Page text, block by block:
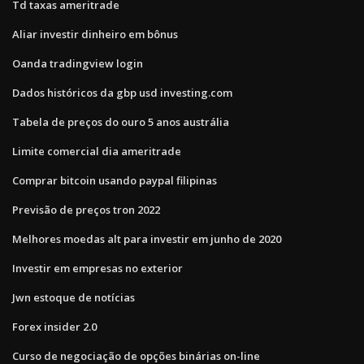
Td taxas ameritrade
Aliar investir dinheiro em bônus
Oanda tradingview login
Dados históricos da gbp usd investing.com
Tabela de preços do ouro 5 anos austrália
Limite comercial dia ameritrade
Comprar bitcoin usando paypal filipinas
Previsão de preços tron ​​2022
Melhores moedas alt para investir em junho de 2020
Investir em empresas no exterior
Jwn estoque de notícias
Forex insider 2.0
Curso de negociação de opções binárias on-line